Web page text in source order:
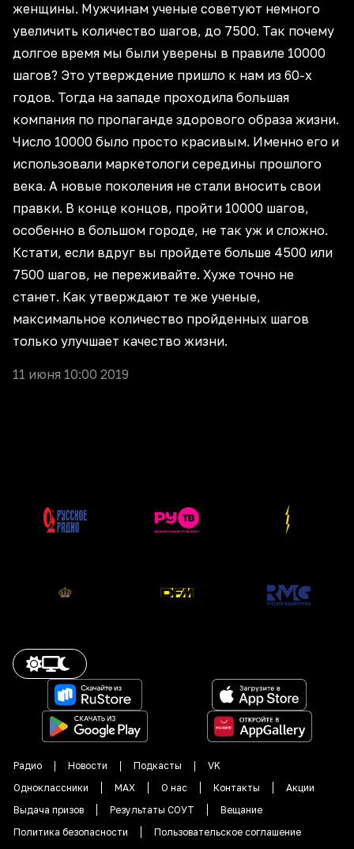
женщины. Мужчинам ученые советуют немного
увеличить количество шагов, до 7500. Так почему
долгое время мы были уверены в правиле 10000
шагов? Это утверждение пришло к нам из 60-х
годов. Тогда на западе проходила большая
компания по пропаганде здорового образа жизни.
Число 10000 было просто красивым. Именно его и
использовали маркетологи середины прошлого
века. А новые поколения не стали вносить свои
правки. В конце концов, пройти 10000 шагов,
особенно в большом городе, не так уж и сложно.
Кстати, если вдруг вы пройдете больше 4500 или
7500 шагов, не переживайте. Хуже точно не
станет. Как утверждают те же ученые,
максимальное количество пройденных шагов
только улучшает качество жизни.
11 июня 10:00 2019
Радио Новости Подкасты
VK
Одноклассники
MAX О нас Контакты
Акции
Выдача призов
Результаты СОУТ
Вещание
Политика безопасности
Пользовательское соглашение